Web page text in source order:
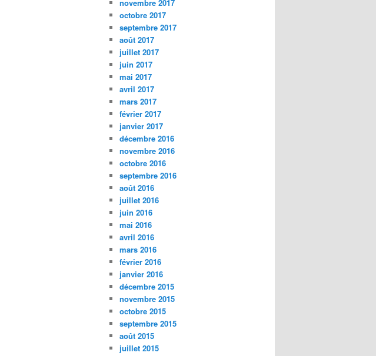
novembre 2017
octobre 2017
septembre 2017
août 2017
juillet 2017
juin 2017
mai 2017
avril 2017
mars 2017
février 2017
janvier 2017
décembre 2016
novembre 2016
octobre 2016
septembre 2016
août 2016
juillet 2016
juin 2016
mai 2016
avril 2016
mars 2016
février 2016
janvier 2016
décembre 2015
novembre 2015
octobre 2015
septembre 2015
août 2015
juillet 2015